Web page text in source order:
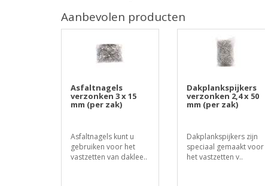
Aanbevolen producten
Asfaltnagels
verzonken 3 x 15
mm (per zak)
Asfaltnagels kunt u
gebruiken voor het
vastzetten van daklee..
Dakplankspijkers
verzonken 2,4 x 50
mm (per zak)
Dakplankspijkers zijn
speciaal gemaakt voor
het vastzetten v..